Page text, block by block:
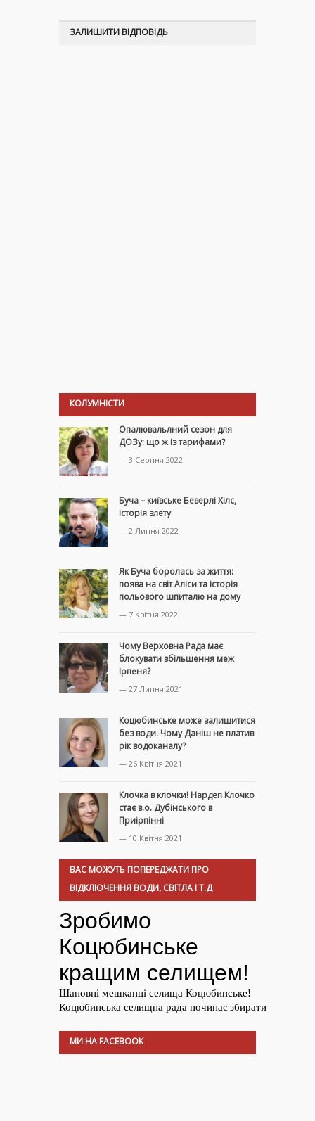
ЗАЛИШИТИ ВІДПОВІДЬ
КОЛУМНІСТИ
Опалювальлний сезон для
ДОЗу: що ж із тарифами?
— 3 Серпня 2022
Буча – київське Беверлі Хілс,
історія злету
— 2 Липня 2022
Як Буча боролась за життя:
поява на світ Аліси та історія
польового шпиталю на дому
— 7 Квітня 2022
Чому Верховна Рада має
блокувати збільшення меж
Ірпеня?
— 27 Липня 2021
Коцюбинське може залишитися
без води. Чому Даніш не платив
рік водоканалу?
— 26 Квітня 2021
Клочка в клочки! Нардеп Клочко
стає в.о. Дубінського в
Приірпінні
— 10 Квітня 2021
ВАС МОЖУТЬ ПОПЕРЕДЖАТИ ПРО
ВІДКЛЮЧЕННЯ ВОДИ, СВІТЛА І Т.Д
МИ НА FACEBOOK